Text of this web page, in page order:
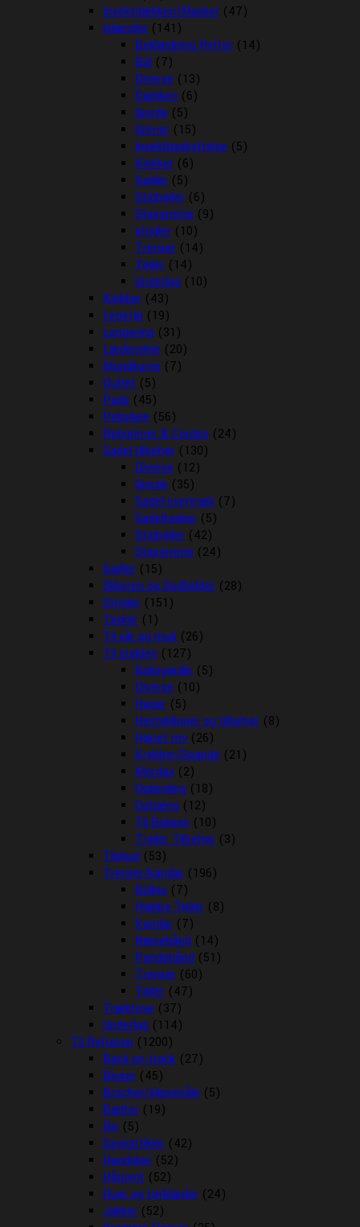
Insektdækken/Masker (47)
Islænder (141)
Beklædning Rytter (14)
Bid (7)
Diverse (13)
Dækken (6)
Gjorde (5)
Grimer (15)
Insektbeskyttelse (5)
Klokker (6)
Sadler (5)
Stigbøjler (6)
Stigremme (9)
strigler (10)
Trenser (14)
Tøjler (14)
Underlag (10)
Klokker (43)
Legetøj (19)
Longering (31)
Læderpleje (20)
Mundkurve (7)
Outlet (5)
Pads (45)
Pelspleje (56)
Rebgrimer & Cordeo (24)
Sadel tilbehør (130)
Diverse (12)
Gjorde (35)
Sadel overtræk (7)
Sadeltasker (5)
Stigbøjler (42)
Stigremme (24)
Sadler (15)
Sliksten og Godbidder (28)
Strigler (151)
Tasker (1)
Til sår og muk (26)
Til stalden (127)
Boksgardin (5)
Diverse (10)
Hager (5)
Hesteklipper og tilbehør (8)
Hønet mv (26)
Krybber/Spande (21)
Mordax (2)
Opbinding (18)
Ophæng (12)
Til Boksen (10)
Trailer Tilbehør (3)
Tilskud (53)
Trenser/kandar (196)
Bidløs (7)
Hjælpe Tøjler (8)
Kandar (7)
Næsebånd (14)
Pandebånd (51)
Trenser (60)
Tøjler (47)
Træktove (37)
Underlag (114)
Til Rytteren (1200)
Back on track (27)
Bluser (45)
Brocher/slipsenåle (5)
Bælter (19)
Div (5)
Gaveartikler (42)
Handsker (52)
Hårpynt (52)
Huer og tørklæder (24)
Jakker (52)